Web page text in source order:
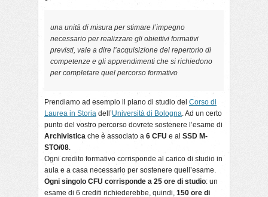
una unità di misura per stimare l’impegno
necessario per realizzare gli obiettivi formativi
previsti, vale a dire l’acquisizione del repertorio di
competenze e gli apprendimenti che si richiedono
per completare quel percorso formativo
Prendiamo ad esempio il piano di studio del Corso di
Laurea in Storia dell’Università di Bologna. Ad un certo
punto del vostro percorso dovrete sostenere l’esame di
Archivistica che è associato a 6 CFU e al SSD M-
STO/08.
Ogni credito formativo corrisponde al carico di studio in
aula e a casa necessario per sostenere quell’esame.
Ogni singolo CFU corrisponde a 25 ore di studio: un
esame di 6 crediti richiederebbe, quindi, 150 ore di